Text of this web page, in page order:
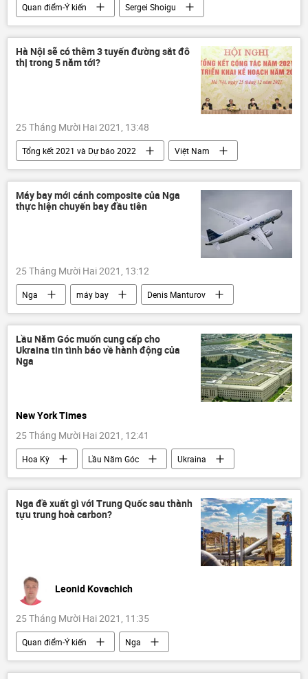
Quan điểm-Ý kiến
Sergei Shoigu
Nga
NATO
phương Tây
chuyên gia
Hà Nội sẽ có thêm 3 tuyến đường sắt đô
thị trong 5 năm tới?
25 Tháng Mười Hai 2021, 13:48
Tổng kết 2021 và Dự báo 2022
Việt Nam
đường sắt
Hà Nội
đầu tư
Kinh tế
Bộ Giao thông Vận tải
Máy bay mới cánh composite của Nga
thực hiện chuyến bay đầu tiên
25 Tháng Mười Hai 2021, 13:12
Nga máy bay
Denis Manturov
Máy bay MC-21
Lầu Năm Góc muốn cung cấp cho
Ukraina tin tình báo về hành động của
Nga
New York Times
25 Tháng Mười Hai 2021, 12:41
Hoa Kỳ Lầu Năm Góc
Ukraina
Quân đội Nga
tấn công
Báo chí thế giới
Nga đề xuất gì với Trung Quốc sau thành
tựu trung hoà carbon?
Leonid Kovachich
25 Tháng Mười Hai 2021, 11:35
Quan điểm-Ý kiến
Nga
Trung Quốc
công nghệ